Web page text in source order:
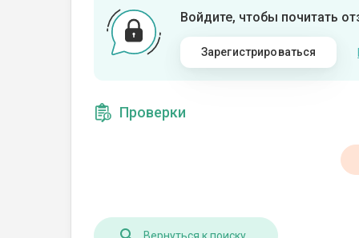
Войдите, чтобы почитать
Зарегистрироваться
Проверки
Вернуться к поиску